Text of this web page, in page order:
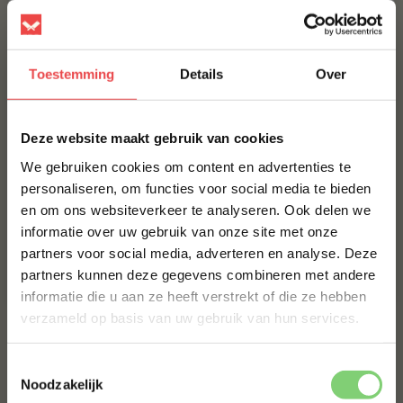
Toestemming Details Over
Deze website maakt gebruik van cookies
We gebruiken cookies om content en advertenties te
personaliseren, om functies voor social media te bieden
en om ons websiteverkeer te analyseren. Ook delen we
informatie over uw gebruik van onze site met onze
partners voor social media, adverteren en analyse. Deze
partners kunnen deze gegevens combineren met andere
informatie die u aan ze heeft verstrekt of die ze hebben
verzameld op basis van uw gebruik van hun services.
Noodzakelijk
Contact
tussen? Stuur dan een berichtje via
WhatsApp
Recepten
Voedingswaarde
Veelgestelde vragen
MAAK JE DRY AGED MERG BURGER 2 X 150 GRAM COMPLEET!
10% korting op je
eerste bestelling*
Schrijf je in voor onze nieuwsbrief en ontvang direct
10% korting op jouw eerste bestelling.
ACHTERNAAM